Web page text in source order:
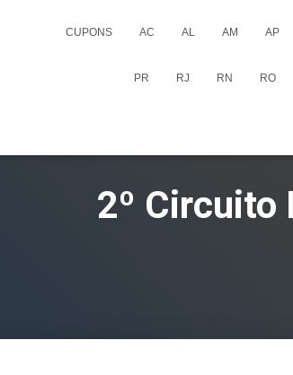
CUPONS AC AL AM AP
PR RJ RN RO
2º Circuito